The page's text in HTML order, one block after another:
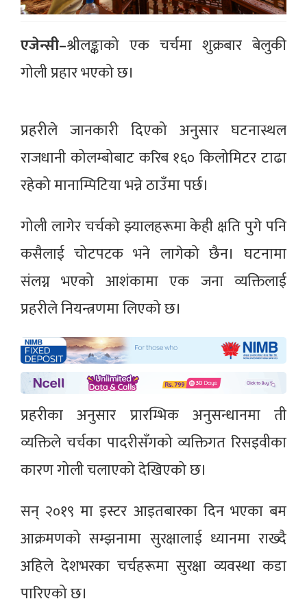
एजेन्सी–श्रीलङ्काको एक चर्चमा शुक्रबार बेलुकी
गोली प्रहार भएको छ।
प्रहरीले जानकारी दिएको अनुसार घटनास्थल
राजधानी कोलम्बोबाट करिब १६० किलोमिटर टाढा
रहेको मानाम्पिटिया भन्ने ठाउँमा पर्छ।
गोली लागेर चर्चको झ्यालहरूमा केही क्षति पुगे पनि
कसैलाई चोटपटक भने लागेको छैन। घटनामा
संलग्न भएको आशंकामा एक जना व्यक्तिलाई
प्रहरीले नियन्त्रणमा लिएको छ।
प्रहरीका अनुसार प्रारम्भिक अनुसन्धानमा ती
व्यक्तिले चर्चका पादरीसँगको व्यक्तिगत रिसइवीका
कारण गोली चलाएको देखिएको छ।
सन् २०१९ मा इस्टर आइतबारका दिन भएका बम
आक्रमणको सम्झनामा सुरक्षालाई ध्यानमा राख्दै
अहिले देशभरका चर्चहरूमा सुरक्षा व्यवस्था कडा